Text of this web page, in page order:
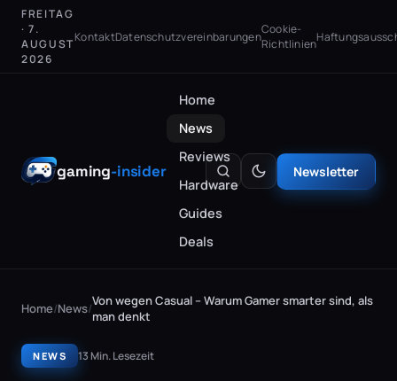
FREITAG
· 7.
AUGUST
2026
KontaktDatenschutzvereinbarungenCookie-
Richtlinien
gaming-insider
Home
News
Reviews
Hardware
Guides
Deals
Newsletter
Home/News/Von wegen Casual – Warum Gamer smarter sind, als
man denkt
NEWS 13 Min. Lesezeit